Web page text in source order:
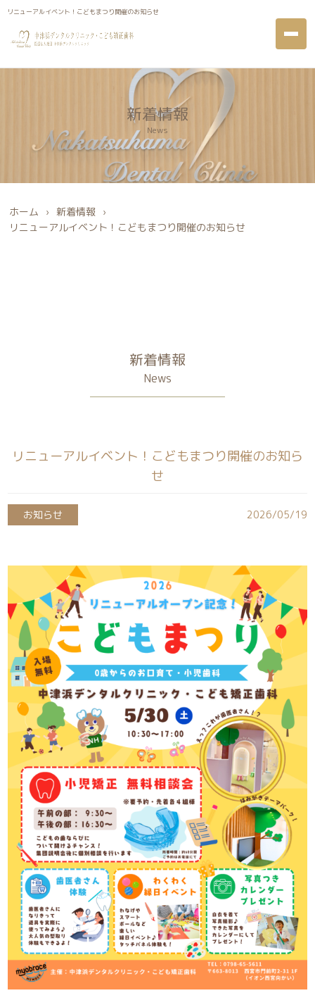
リニューアルイベント！こどもまつり開催のお知らせ
リニューアルイベント！こどもまつり開催のお知らせ
新着情報
News
ホーム › 新着情報
›
リニューアルイベント！こどもまつり開催のお知らせ
新着情報
News
リニューアルイベント！こどもまつり開催のお知ら
せ
お知らせ 2026/05/19